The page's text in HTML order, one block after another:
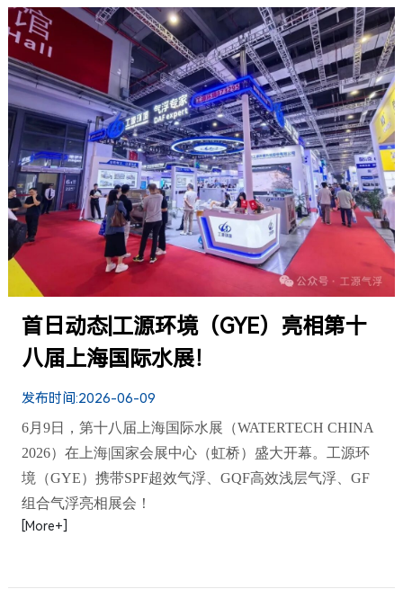
首日动态|工源环境（GYE）亮相第十
八届上海国际水展！
发布时间:2026-06-09
6月9日，第十八届上海国际水展（WATERTECH CHINA
2026）在上海|国家会展中心（虹桥）盛大开幕。工源环
境（GYE）携带SPF超效气浮、GQF高效浅层气浮、GF
组合气浮亮相展会！
[More+]